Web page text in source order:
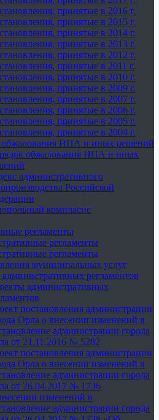
принятые в 2016 г.
принятые в 2015 г.
принятые в 2014 г.
принятые в 2013 г.
принятые в 2012 г.
принятые в 2011 г.
принятые в 2010 г.
принятые в 2009 г.
принятые в 2007 г.
принятые в 2006 г.
принятые в 2005 г.
принятые в 2004 г.
обжалования НПА и иных решений
обжалования НПА и иных
административного
Российской
комплаенс
регламенты
регламенты
регламенты
муниципальных услуг
регламентов
административных
постановления администрации
Орла о внесении изменений в
администрации города
от 21.11.2016 № 5282
постановления администрации
Орла о внесении изменений в
администрации города
от 26.04.2017 № 1736
изменений в
администрации города